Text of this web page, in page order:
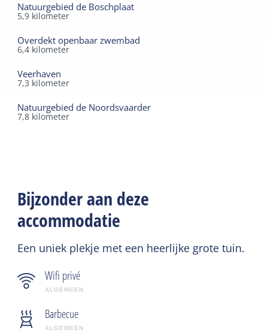
Natuurgebied de Boschplaat
5,9 kilometer
Overdekt openbaar zwembad
6,4 kilometer
Veerhaven
7,3 kilometer
Natuurgebied de Noordsvaarder
7,8 kilometer
Bijzonder aan deze
accommodatie
Een uniek plekje met een heerlijke grote tuin.
Wifi privé
ALGEMEEN
Barbecue
ALGEMEEN